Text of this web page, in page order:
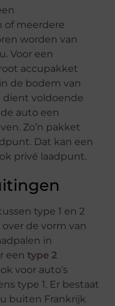
of meerdere
worden van
Voor een
accupakket
de bodem van
dient voldoende
auto een
Zo’n pakket
Dat kan een
privé laadpunt.
type 1 en 2
de vorm van
in
eentype 2
voor auto’s
type 1. Er bestaat
buiten Frankrijk